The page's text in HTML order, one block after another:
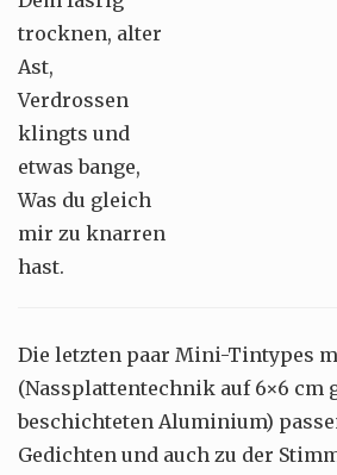
trocknen, alter
Ast,
Verdrossen
klingts und
etwas bange,
Was du gleich
mir zu knarren
hast.
Die letzten paar Mini-Tintypes
(Nassplattentechnik auf 6×6 cm
beschichteten Aluminium)
Gedichten und auch zu der